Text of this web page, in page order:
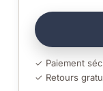
✓ Paiement
✓ Retours